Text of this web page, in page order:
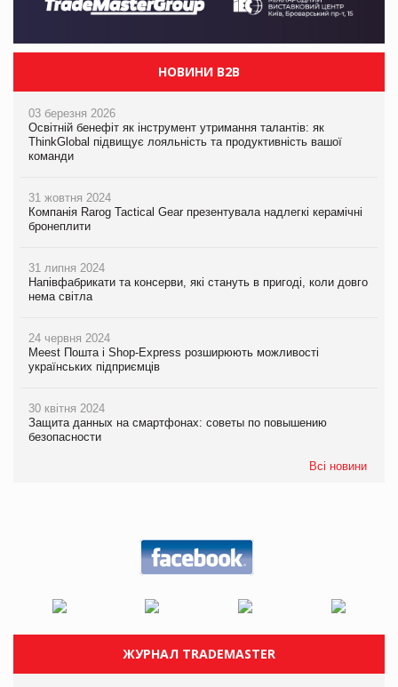
НОВИНИ B2B
03 березня 2026
Освітній бенефіт як інструмент утримання талантів: як
ThinkGlobal підвищує лояльність та продуктивність вашої
команди
31 жовтня 2024
Компанія Rarog Tactical Gear презентувала надлегкі керамічні
бронеплити
31 липня 2024
Напівфабрикати та консерви, які стануть в пригоді, коли довго
нема світла
24 червня 2024
Meest Пошта і Shop-Express розширюють можливості
українських підприємців
30 квітня 2024
Защита данных на смартфонах: советы по повышению
безопасности
Всі новини
ЖУРНАЛ TRADEMASTER